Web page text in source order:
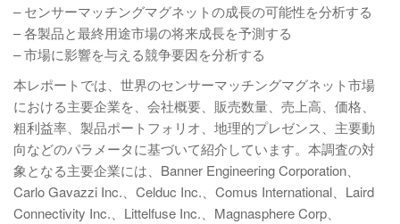
– センサーマッチングマグネットの成長の可能性を分析する
– 各製品と最終用途市場の将来成長を予測する
– 市場に影響を与える競争要因を分析する
本レポートでは、世界のセンサーマッチングマグネット市場
における主要企業を、会社概要、販売数量、売上高、価格、
粗利益率、製品ポートフォリオ、地理的プレゼンス、主要動
向などのパラメータに基づいて紹介しています。本調査の対
象となる主要企業には、Banner Engineering Corporation、
Carlo Gavazzi Inc.、Celduc Inc.、Comus International、Laird
Connectivity Inc.、Littelfuse Inc.、Magnasphere Corp、